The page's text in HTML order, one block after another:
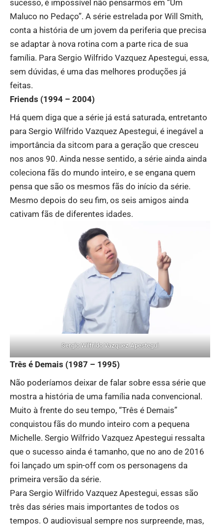
sucesso, é impossível não pensarmos em “Um
Maluco no Pedaço”. A série estrelada por Will Smith,
conta a história de um jovem da periferia que precisa
se adaptar à nova rotina com a parte rica de sua
família. Para Sergio Wilfrido Vazquez Apestegui, essa,
sem dúvidas, é uma das melhores produções já
feitas.
Friends (1994 – 2004)
Há quem diga que a série já está saturada, entretanto
para Sergio Wilfrido Vazquez Apestegui, é inegável a
importância da sitcom para a geração que cresceu
nos anos 90. Ainda nesse sentido, a série ainda ainda
coleciona fãs do mundo inteiro, e se engana quem
pensa que são os mesmos fãs do início da série.
Mesmo depois do seu fim, os seis amigos ainda
cativam fãs de diferentes idades.
Sergio Wilfrido Vazquez Apestegui
Três é Demais (1987 – 1995)
Não poderíamos deixar de falar sobre essa série que
mostra a história de uma família nada convencional.
Muito à frente do seu tempo, “Três é Demais”
conquistou fãs do mundo inteiro com a pequena
Michelle. Sergio Wilfrido Vazquez Apestegui ressalta
que o sucesso ainda é tamanho, que no ano de 2016
foi lançado um spin-off com os personagens da
primeira versão da série.
Para Sergio Wilfrido Vazquez Apestegui, essas são
três das séries mais importantes de todos os
tempos. O audiovisual sempre nos surpreende, mas,